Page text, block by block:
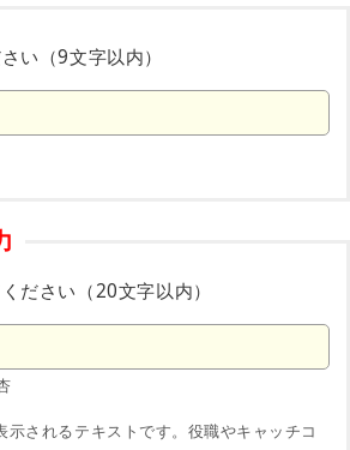
い（9文字以内）
ださい（20文字以内）
されるテキストです。役職やキャッチコ